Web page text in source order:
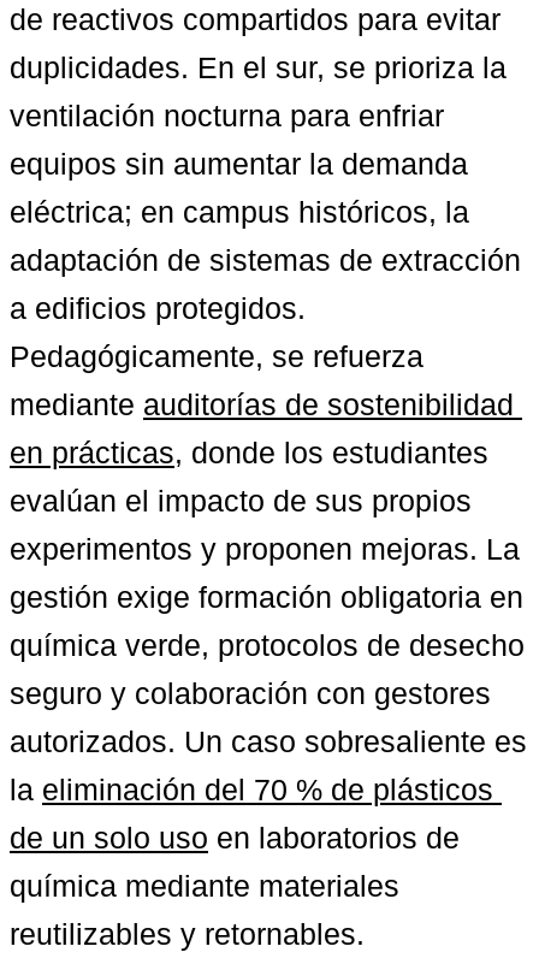
de reactivos compartidos para evitar
duplicidades. En el sur, se prioriza la
ventilación nocturna para enfriar
equipos sin aumentar la demanda
eléctrica; en campus históricos, la
adaptación de sistemas de extracción
a edificios protegidos.
Pedagógicamente, se refuerza
mediante auditorías de sostenibilidad
en prácticas, donde los estudiantes
evalúan el impacto de sus propios
experimentos y proponen mejoras. La
gestión exige formación obligatoria en
química verde, protocolos de desecho
seguro y colaboración con gestores
autorizados. Un caso sobresaliente es
la eliminación del 70 % de plásticos
de un solo uso en laboratorios de
química mediante materiales
reutilizables y retornables.